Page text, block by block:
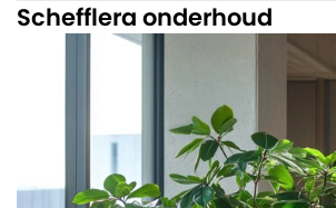
Schefflera onderhoud